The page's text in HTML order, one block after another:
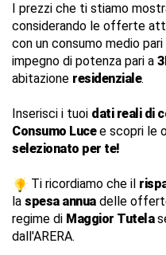
I prezzi che ti stiamo
considerando le offerte
con un consumo medio pari
impegno di potenza pari a
abitazione residenziale.
Inserisci i tuoi dati reali di
Consumo Lucee scopri le
selezionato per te!
Ti ricordiamo che il
la spesa annuadelle
regime di Maggior Tutela
dall'ARERA.